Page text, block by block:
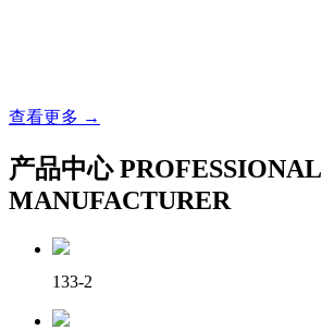
查看更多 →
产品中心PROFESSIONAL
MANUFACTURER
133-2